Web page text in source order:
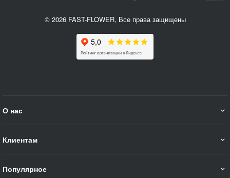
© 2026 FAST-FLOWER, Все права защищены
О нас
Клиентам
Популярное